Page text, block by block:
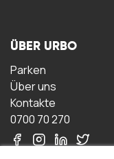
ÜBER URBO
Parken
Über uns
Kontakte
0700 70 270